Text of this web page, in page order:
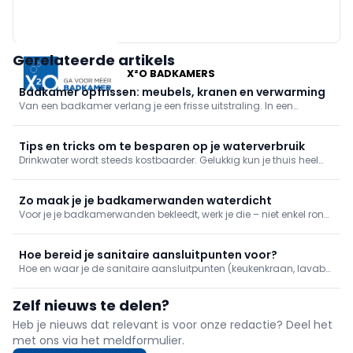
X²O BADKAMERS
Gerelateerde artikels
Badkamer opfrissen: meubels, kranen en verwarming
Van een badkamer verlang je een frisse uitstraling. In een
zuinige kranen en goede verwarming.
Tips en tricks om te besparen op je waterverbruik
Drinkwater wordt steeds kostbaarder. Gelukkig kun je thuis heel
verlaag meteen je waterfactuur.
Zo maak je je badkamerwanden waterdicht
Voor je je badkamerwanden bekleedt, werk je die – niet enkel rond
je dat aanpakt.
Hoe bereid je sanitaire aansluitpunten voor?
Hoe en waar je de sanitaire aansluitpunten (keukenkraan, lavabo,
te laag voorziet.
Zelf nieuws te delen?
Heb je nieuws dat relevant is voor onze redactie? Deel het
met ons via het meldformulier.